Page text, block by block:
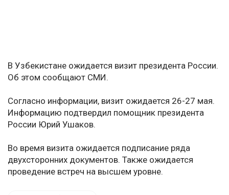
В Узбекистане ожидается визит президента России.
Об этом сообщают СМИ.
Согласно информации, визит ожидается 26-27 мая.
Информацию подтвердил помощник президента
России Юрий Ушаков.
Во время визита ожидается подписание ряда
двухсторонних документов. Также ожидается
проведение встреч на высшем уровне.